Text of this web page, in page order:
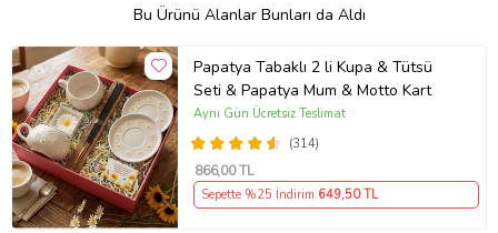
Bu Ürünü Alanlar Bunları da Aldı
Papatya Tabaklı 2 li Kupa & Tütsü
Seti & Papatya Mum & Motto Kart
(314)
Aynı Gün Ücretsiz Teslimat
866,00 TL
Sepette %25 İndirim 649,50 TL